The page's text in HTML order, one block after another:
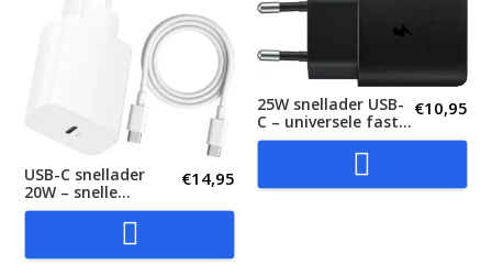
USB-C snellader
20W – snelle
oplader voor iPhone
€14,95

25W snellader USB-
C – universele fast
charger – travel
€10,95
